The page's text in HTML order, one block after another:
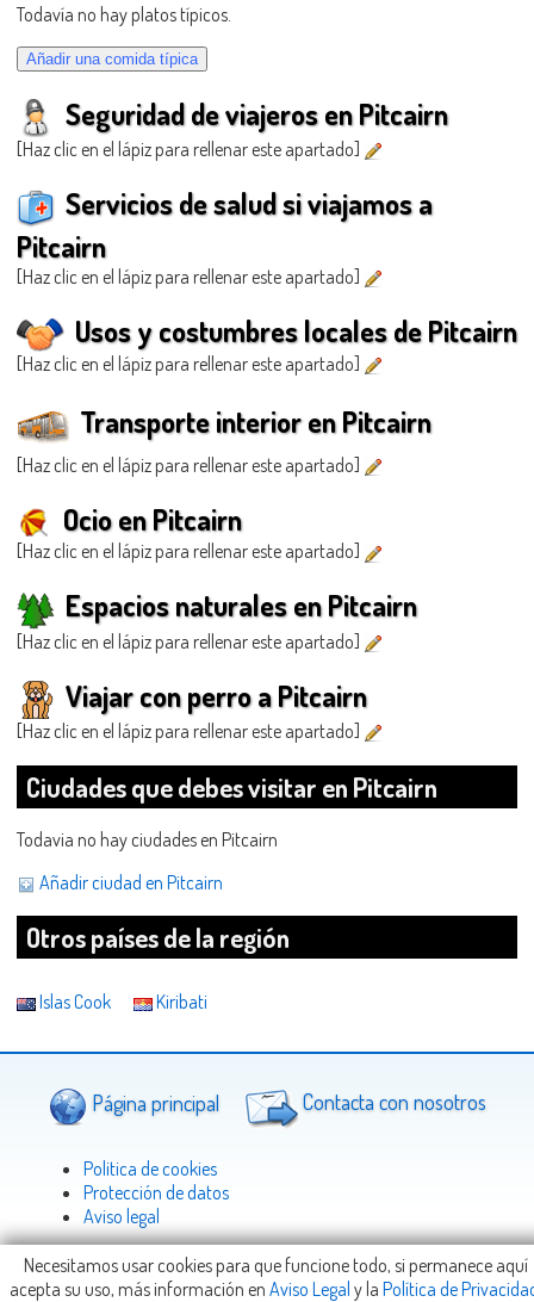
Todavía no hay platos típicos.
Seguridad de viajeros en Pitcairn
[Haz clic en el lápiz para rellenar este apartado]
Servicios de salud si viajamos a
Pitcairn
[Haz clic en el lápiz para rellenar este apartado]
Usos y costumbres locales de Pitcairn
[Haz clic en el lápiz para rellenar este apartado]
Transporte interior en Pitcairn
[Haz clic en el lápiz para rellenar este apartado]
Ocio en Pitcairn
[Haz clic en el lápiz para rellenar este apartado]
Espacios naturales en Pitcairn
[Haz clic en el lápiz para rellenar este apartado]
Viajar con perro a Pitcairn
[Haz clic en el lápiz para rellenar este apartado]
Ciudades que debes visitar en Pitcairn
Todavia no hay ciudades en Pitcairn
Añadir ciudad en Pitcairn
Otros países de la región
Islas Cook Kiribati
Página principal Contacta con nosotros
Politica de cookies
Protección de datos
Aviso legal
Necesitamos usar cookies para que funcione todo, si permanece aquí
acepta su uso, más información en Aviso Legal y la Política de